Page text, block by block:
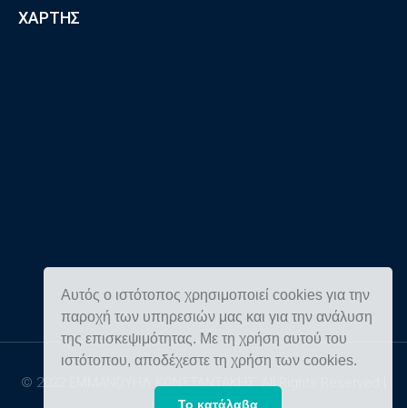
Αυτός ο ιστότοπος χρησιμοποιεί cookies για την
παροχή των υπηρεσιών μας και για την ανάλυση
της επισκεψιμότητας. Με τη χρήση αυτού του
ιστότοπου, αποδέχεστε τη χρήση των cookies.
Το κατάλαβα
ΧΑΡΤΗΣ
© 2022 ΕΜΜΑΝΟΥΗΛ ΚΩΝΣΤΑΝΤΑΚΗΣ, All Rights Reserved |